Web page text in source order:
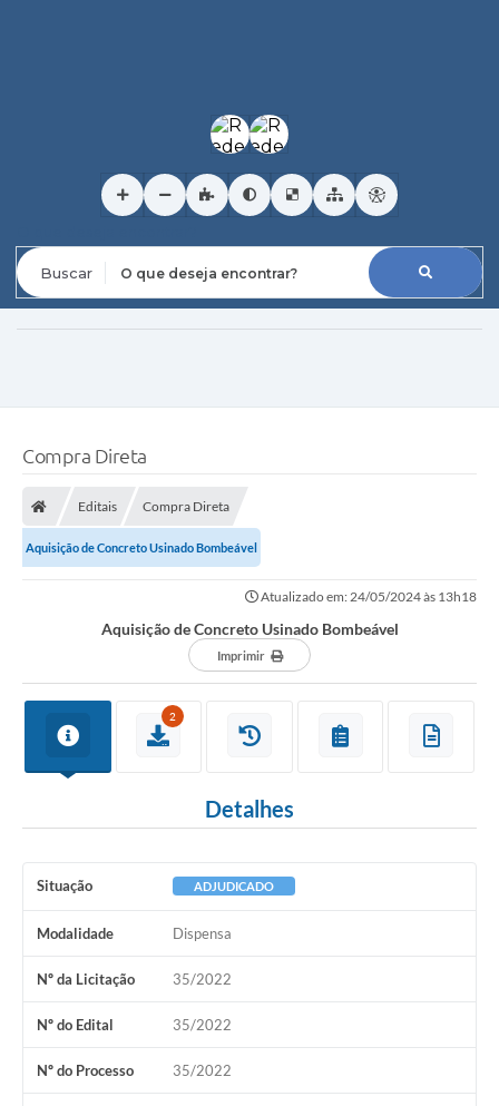
Compra Direta
Editais Compra Direta
Aquisição de Concreto Usinado Bombeável
Atualizado em: 24/05/2024 às 13h18
Aquisição de Concreto Usinado Bombeável
Imprimir
2
Detalhes
Situação ADJUDICADO
Modalidade Dispensa
Nº da Licitação 35/2022
Nº do Edital 35/2022
Nº do Processo 35/2022